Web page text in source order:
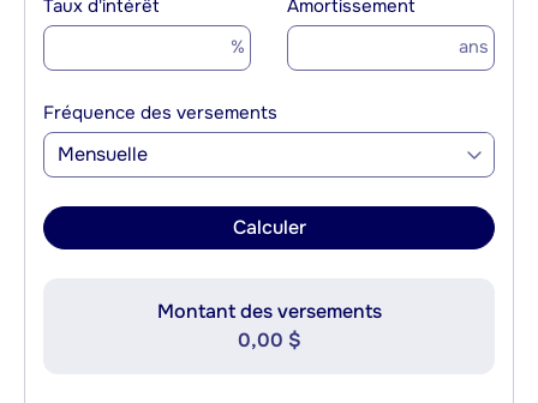
Taux d'intérêt
%
Amortissement
ans
Fréquence des versements
Mensuelle
Calculer
Montant des versements
0,00 $